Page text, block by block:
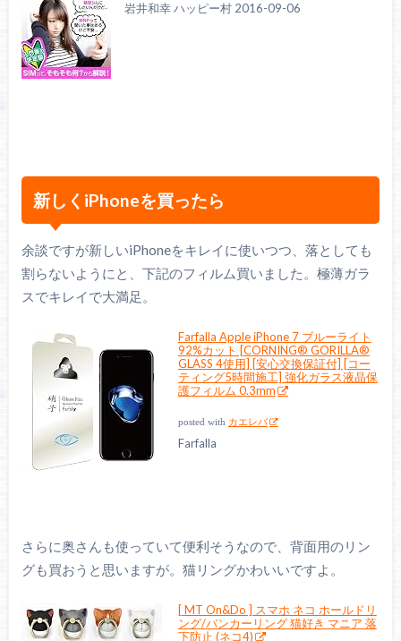
岩井和幸 ハッピー村 2016-09-06
新しくiPhoneを買ったら
余談ですが新しいiPhoneをキレイに使いつつ、落としても
割らないようにと、下記のフィルム買いました。極薄ガラ
スでキレイで大満足。
Farfalla Apple iPhone 7 ブルーライト
92%カット [CORNING® GORILLA®
GLASS 4使用] [安心交換保証付] [コー
ティング5時間施工] 強化ガラス液晶保
護フィルム 0.3mm
posted with カエレバ
Farfalla
さらに奥さんも使っていて便利そうなので、背面用のリン
グも買おうと思いますが。猫リングかわいいですよ。
[ MT On&Do ] スマホ ネコ ホールドリ
ング/バンカーリング 猫好き マニア 落
下防止 (ネコ4)